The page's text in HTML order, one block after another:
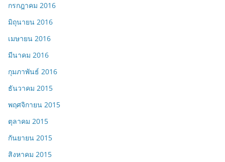
กรกฎาคม 2016
มิถุนายน 2016
เมษายน 2016
มีนาคม 2016
กุมภาพันธ์ 2016
ธันวาคม 2015
พฤศจิกายน 2015
ตุลาคม 2015
กันยายน 2015
สิงหาคม 2015